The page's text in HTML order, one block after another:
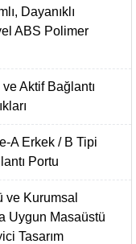
Dayanıklı
ABS Polimer
Aktif Bağlantı
A Erkek / B Tipi
Portu
ve Kurumsal
Uygun Masaüstü
Tasarım